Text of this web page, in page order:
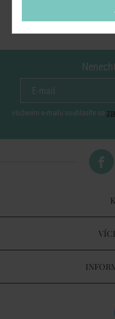
vložením e-mailu souhlasíte se